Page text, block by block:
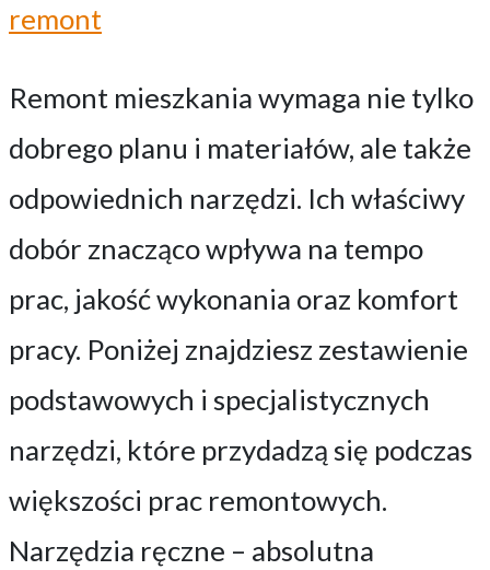
remont
Remont mieszkania wymaga nie tylko
dobrego planu i materiałów, ale także
odpowiednich narzędzi. Ich właściwy
dobór znacząco wpływa na tempo
prac, jakość wykonania oraz komfort
pracy. Poniżej znajdziesz zestawienie
podstawowych i specjalistycznych
narzędzi, które przydadzą się podczas
większości prac remontowych.
Narzędzia ręczne – absolutna